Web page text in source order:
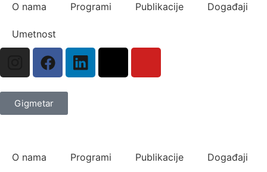
O nama Programi Publikacije Događaji
Umetnost
Gigmetar
O nama Programi Publikacije Događaji